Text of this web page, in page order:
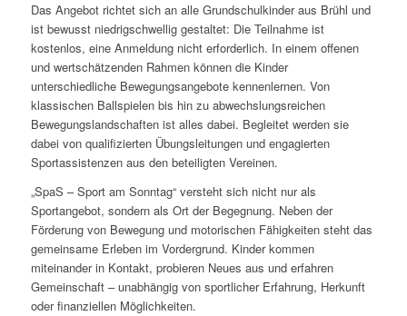
Das Angebot richtet sich an alle Grundschulkinder aus Brühl und
ist bewusst niedrigschwellig gestaltet: Die Teilnahme ist
kostenlos, eine Anmeldung nicht erforderlich. In einem offenen
und wertschätzenden Rahmen können die Kinder
unterschiedliche Bewegungsangebote kennenlernen. Von
klassischen Ballspielen bis hin zu abwechslungsreichen
Bewegungslandschaften ist alles dabei. Begleitet werden sie
dabei von qualifizierten Übungsleitungen und engagierten
Sportassistenzen aus den beteiligten Vereinen.
„SpaS – Sport am Sonntag“ versteht sich nicht nur als
Sportangebot, sondern als Ort der Begegnung. Neben der
Förderung von Bewegung und motorischen Fähigkeiten steht das
gemeinsame Erleben im Vordergrund. Kinder kommen
miteinander in Kontakt, probieren Neues aus und erfahren
Gemeinschaft – unabhängig von sportlicher Erfahrung, Herkunft
oder finanziellen Möglichkeiten.